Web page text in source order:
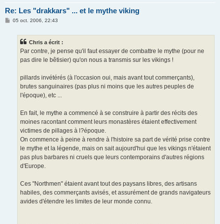
Re: Les "drakkars" ... et le mythe viking
M05 oct. 2006, 22:43
Chris a écrit :
Par contre, je pense qu'il faut essayer de combattre le mythe (pour ne
pas dire le bêtisier) qu'on nous a transmis sur les vikings !
pillards invétérés (à l'occasion oui, mais avant tout commerçants),
brutes sanguinaires (pas plus ni moins que les autres peuples de
l'époque), etc ...
En fait, le mythe a commencé à se construire à partir des récits des
moines racontant comment leurs monastères étaient effectivement
victimes de pillages à l?époque.
On commence à peine à rendre à l'histoire sa part de vérité prise contre
le mythe et la légende, mais on sait aujourd'hui que les vikings n'étaient
pas plus barbares ni cruels que leurs contemporains d'autres régions
d'Europe.
Ces "Northmen" étaient avant tout des paysans libres, des artisans
habiles, des commerçants avisés, et assurément de grands navigateurs
avides d'étendre les limites de leur monde connu.